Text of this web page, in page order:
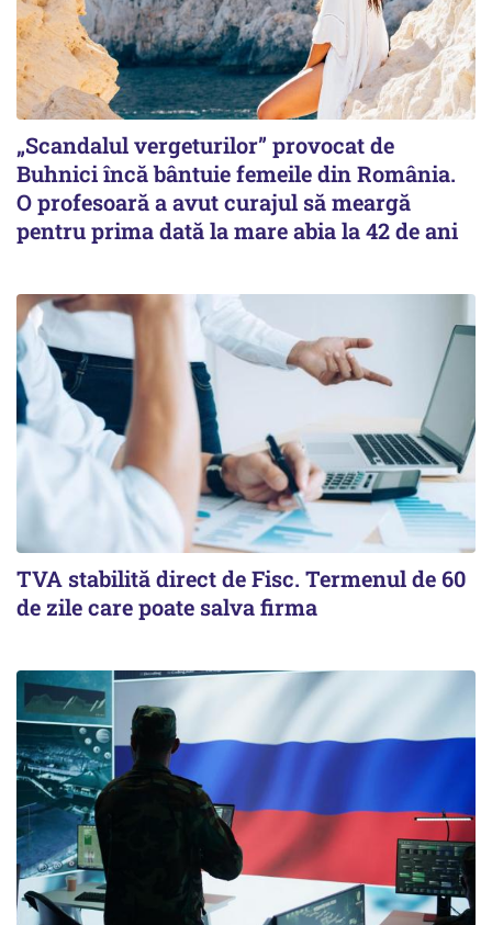
„Scandalul vergeturilor” provocat de
Buhnici încă bântuie femeile din România.
O profesoară a avut curajul să meargă
pentru prima dată la mare abia la 42 de ani
TVA stabilită direct de Fisc. Termenul de 60
de zile care poate salva firma